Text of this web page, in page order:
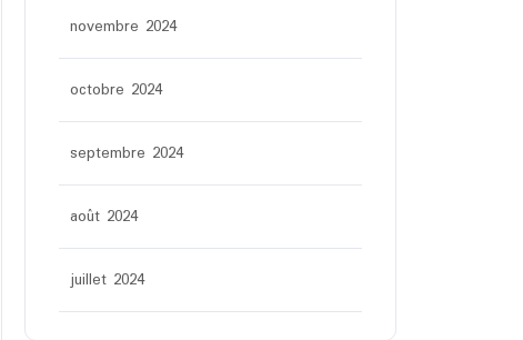
novembre 2024
octobre 2024
septembre 2024
août 2024
juillet 2024